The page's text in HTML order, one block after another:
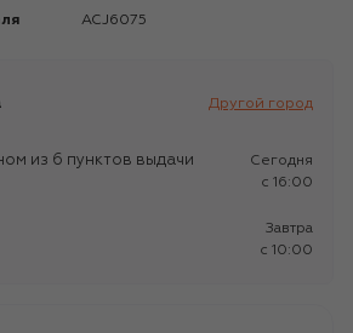
ACJ6075
Другой город
из 6 пунктов выдачи
Сегодня
c 16:00
Завтра
c 10:00